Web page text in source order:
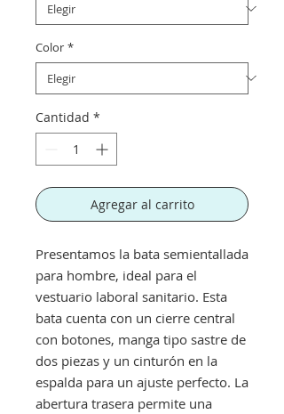
Color *
Cantidad *
Agregar al carrito
Presentamos la bata semientallada
para hombre, ideal para el
vestuario laboral sanitario. Esta
bata cuenta con un cierre central
con botones, manga tipo sastre de
dos piezas y un cinturón en la
espalda para un ajuste perfecto. La
abertura trasera permite una